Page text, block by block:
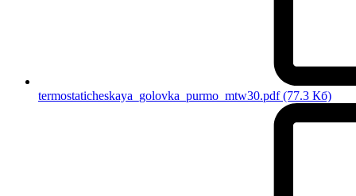
termostaticheskaya_golovka_purmo_mtw30.pdf(77.3 Кб)